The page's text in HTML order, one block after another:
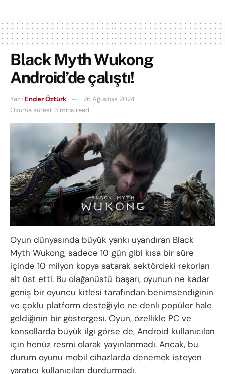
Black Myth Wukong
Android’de çalıştı!
Yazı: Ender Öztürk
26 Ağustos 2024
Okuma süresi: 3 mins read
Oyun dünyasında büyük yankı uyandıran Black
Myth Wukong, sadece 10 gün gibi kısa bir süre
içinde 10 milyon kopya satarak sektördeki rekorları
alt üst etti. Bu olağanüstü başarı, oyunun ne kadar
geniş bir oyuncu kitlesi tarafından benimsendiğinin
ve çoklu platform desteğiyle ne denli popüler hale
geldiğinin bir göstergesi. Oyun, özellikle PC ve
konsollarda büyük ilgi görse de, Android kullanıcıları
için henüz resmi olarak yayınlanmadı. Ancak, bu
durum oyunu mobil cihazlarda denemek isteyen
yaratıcı kullanıcıları durdurmadı.